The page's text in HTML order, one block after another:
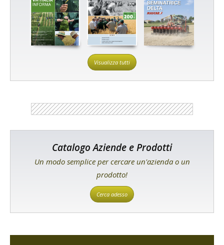
Visualizza tutti
Catalogo Aziende e Prodotti
Un modo semplice per cercare un'azienda o un
prodotto!
Cerca adesso